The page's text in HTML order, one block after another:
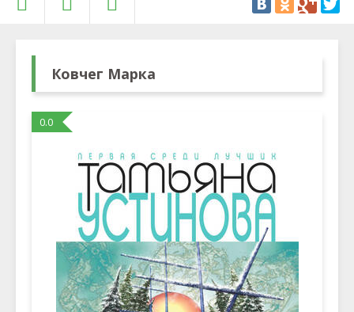
Ковчег Марка
0.0